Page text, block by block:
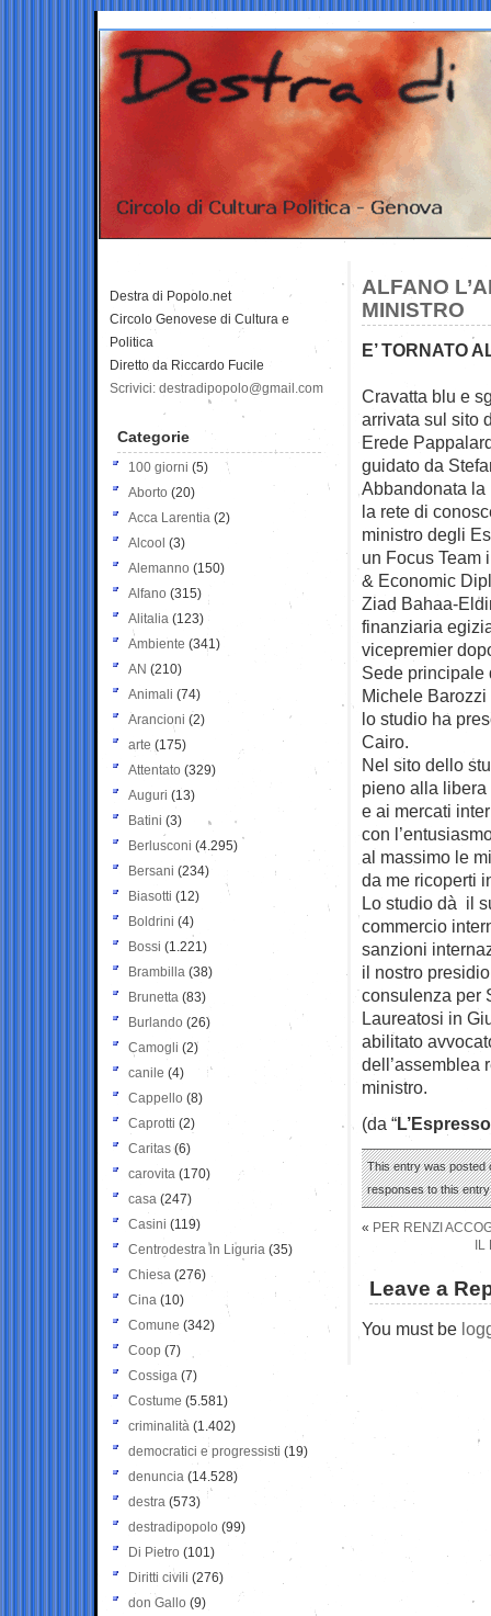
ALFANO
MINISTRO
E’ TORNATO
Cravatta blu e
arrivata sul sito
Erede
guidato da
Abbandonata la
la rete di
ministro degli
un Focus Team
& Economic
Ziad Bahaa-
finanziaria
vicepremier
Sede principale
Michele
lo studio ha
Cairo.
Nel sito dello
pieno alla
e ai mercati
con
al massimo le
da me ricoperti
Lo studio dà il
commercio
sanzioni
il nostro
consulenza per
Laureatosi in
abilitato
dell’assemblea
ministro.
(da “
This entry was posted
responses to this
« PER RENZI
Leave a
You must be
Destra di Popolo.net
Circolo Genovese di Cultura e
Politica
Diretto da Riccardo Fucile
Scrivici: destradipopolo@gmail.com
Categorie
100 giorni (5)
Aborto (20)
Acca Larentia (2)
Alcool (3)
Alemanno (150)
Alfano (315)
Alitalia (123)
Ambiente (341)
AN (210)
Animali (74)
Arancioni (2)
arte (175)
Attentato (329)
Auguri (13)
Batini (3)
Berlusconi (4.295)
Bersani (234)
Biasotti (12)
Boldrini (4)
Bossi (1.221)
Brambilla (38)
Brunetta (83)
Burlando (26)
Camogli (2)
canile (4)
Cappello (8)
Caprotti (2)
Caritas (6)
carovita (170)
casa (247)
Casini (119)
Centrodestra in Liguria (35)
Chiesa (276)
Cina (10)
Comune (342)
Coop (7)
Cossiga (7)
Costume (5.581)
criminalità (1.402)
democratici e progressisti (19)
denuncia (14.528)
destra (573)
destradipopolo (99)
Di Pietro (101)
Diritti civili (276)
don Gallo (9)